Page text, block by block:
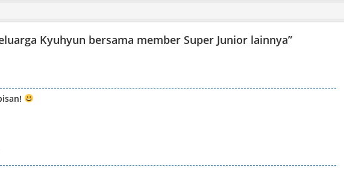
Kyuhyun bersama member Super Junior lainnya”